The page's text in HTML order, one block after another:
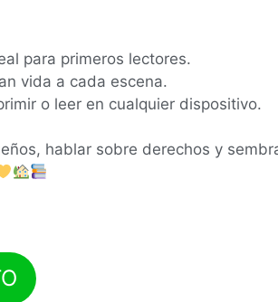
para primeros lectores.
vida a cada escena.
o leer en cualquier dispositivo.
hablar sobre derechos y